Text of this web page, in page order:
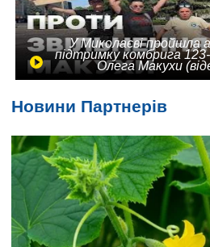
У Миколаєві пройшла
підтримку комбрига
Олега Макухи